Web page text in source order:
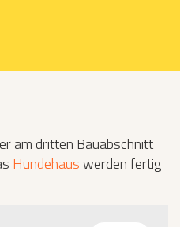
am dritten Bauabschnitt
Hundehauswerden fertig